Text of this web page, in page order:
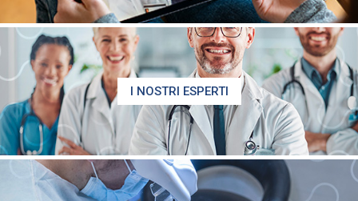
I NOSTRI ESPERTI